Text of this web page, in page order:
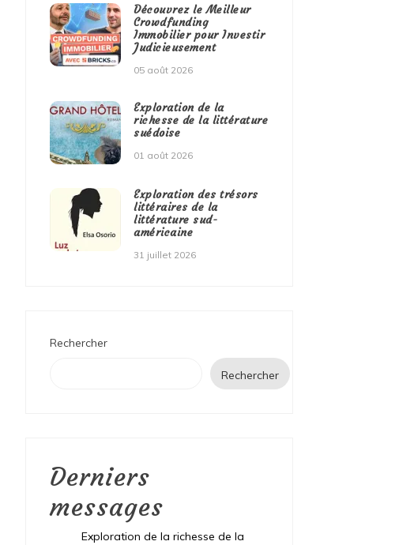
Découvrez le Meilleur
Crowdfunding
Immobilier pour Investir
Judicieusement
05 août 2026
Exploration de la
richesse de la littérature
suédoise
01 août 2026
Exploration des trésors
littéraires de la
littérature sud-
américaine
31 juillet 2026
Rechercher
Rechercher
Derniers
messages
Exploration de la richesse de la